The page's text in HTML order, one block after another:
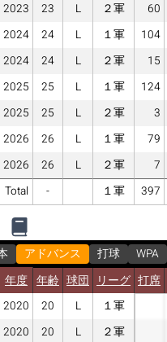
2023
23 L ２軍 60
2024
24 L １軍 104
2024
24 L ２軍 15
2025
25 L １軍 124
2025
25 L ２軍 3
2026
26 L １軍 79
2026
26 L ２軍 7
Total
- １軍 397
アドバンス 打球 WPA
年度 年齢 球団 リーグ 打席
2020
20 L
１軍
2020
20 L
２軍